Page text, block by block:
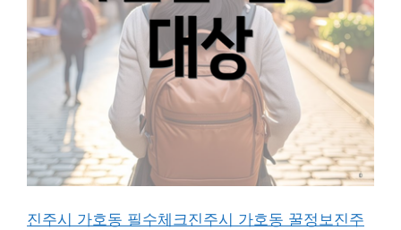
진주시 가호동 필수체크진주시 가호동 꿀정보진주